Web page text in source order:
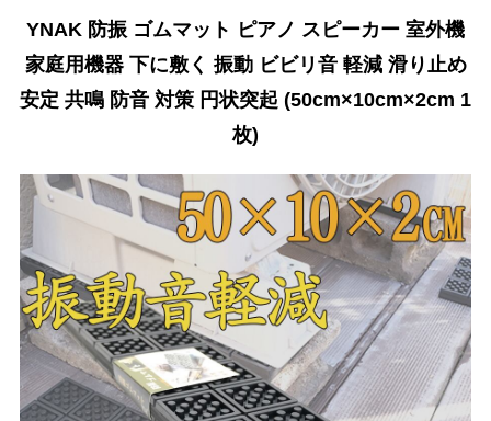
YNAK 防振 ゴムマット ピアノ スピーカー 室外機
家庭用機器 下に敷く 振動 ビビリ音 軽減 滑り止め
安定 共鳴 防音 対策 円状突起 (50cm×10cm×2cm 1
枚)